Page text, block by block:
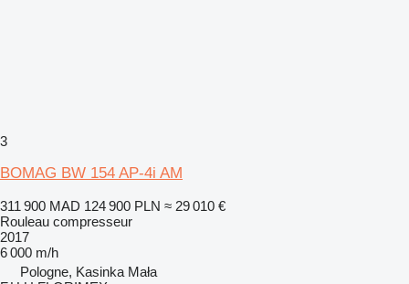
3
BOMAG BW 154 AP-4i AM
311 900 MAD 124 900 PLN ≈ 29 010 €
Rouleau compresseur
2017
6 000 m/h
Pologne, Kasinka Mała